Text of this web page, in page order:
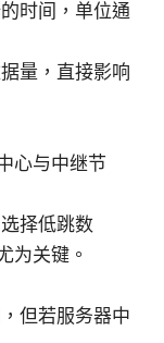
时间，单位通
量，直接影响
心与中继节
择低跳数
为关键。
但若服务器中